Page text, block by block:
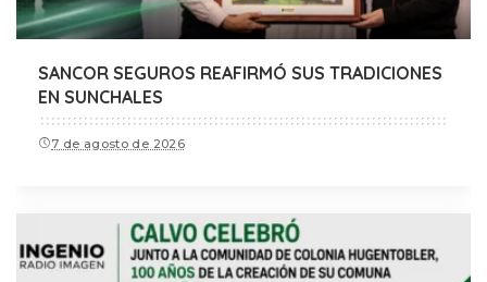
SANCOR SEGUROS REAFIRMÓ SUS TRADICIONES
EN SUNCHALES
7 de agosto de 2026